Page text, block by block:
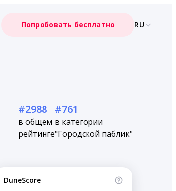
Попробовать бесплатно RU
#2988
в общем
рейтинге
#761
в категории
"Городской паблик"
DuneScore